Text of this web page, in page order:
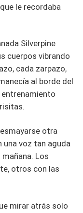
le recordaba
Silverpine
cuerpos vibrando
cada zarpazo,
al borde del
otra
una voz tan aguda
Los
otros con las
mirar atrás solo